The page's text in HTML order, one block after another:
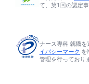
て、第1回の認定
ナース専科 就職
イバシーマーク を
管理を行っており